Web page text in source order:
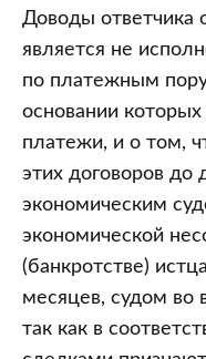
Доводы ответчика
является не
по платежным
основании
платежи, и о том,
этих договоров до
экономическим
экономической
(банкротстве)
месяцев, судом во
так как в